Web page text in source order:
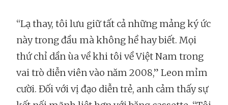
“Lạ thay, tôi lưu giữ tất cả những mảng ký ức
này trong đầu mà không hề hay biết. Mọi
thứ chỉ dần ùa về khi tôi về Việt Nam trong
vai trò diễn viên vào năm 2008,” Leon mỉm
cười. Đối với vị đạo diễn trẻ, anh cảm thấy sự